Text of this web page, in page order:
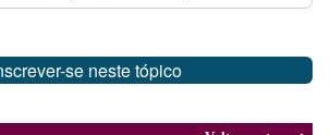
se neste tópico